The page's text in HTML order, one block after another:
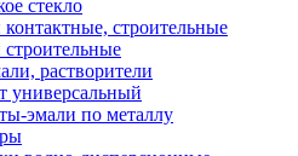
стекло
строительные
растворители
универсальный
эмали по металлу